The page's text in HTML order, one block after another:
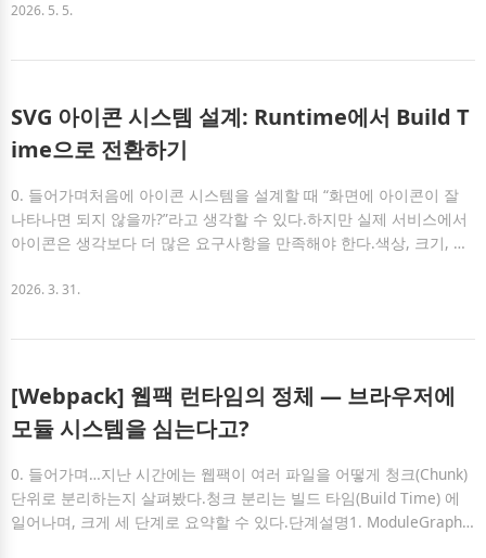
가”가 아니다.오히려 더 자주 확인하고 싶은 것은 그 값을 바꿨을 때
게 보이는지disabled 상태에서는 어떤 인터랙션이 막히는지children
게 보이는지클릭했을 때 이벤트가 제대로 발생하는지즉, 컴포넌트 문
서는 단순히 읽는 정보에 머물면 부족하다.컴포넌트는 결국 화면에서
동작하는 UI이기에, 문서 역..
2026. 5. 5.
SVG 아이콘 시스템 설계: Runtime에서 Build T
ime으로 전환하기
0. 들어가며처음에 아이콘 시스템을 설계할 때 “화면에 아이콘이 잘
나타나면 되지 않을까?”라고 생각할 수 있다.하지만 실제 서비스에서
아이콘은 생각보다 더 많은 요구사항을 만족해야 한다.색상, 크기, 상
일이 바꿀 수 있어야 한다.hover, active, disabled 상태를 반영할 수
이 요구사항들이 서로 잘 충돌한다는 점이다.스타일 제어를 잘 하려면
리소스처럼 다루는 게 유리하다. 즉, 아이콘 시스템을 설계할 때의 핵
심 질문은 단순히 ‘아이콘을 어떻게 렌더링할 것인가?’가 아니다.실제
로 이 질문에 ..
2026. 3. 31.
[Webpack] 웹팩 런타임의 정체 — 브라우저에
모듈 시스템을 심는다고?
0. 들어가며…지난 시간에는 웹팩이 여러 파일을 어떻게 청크(Chunk)
단위로 분리하는지 살펴봤다.청크 분리는 빌드 타임(Build Time) 에
일어나며, 크게 세 단계로 요약할 수 있다.단계설명1. ModuleGraph